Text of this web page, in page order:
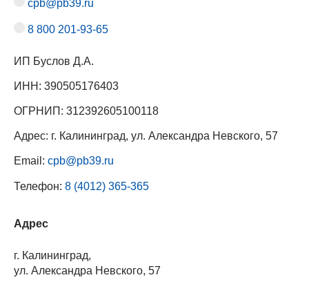
cpb@pb39.ru
8 800 201-93-65
ИП Буслов Д.А.
ИНН: 390505176403
ОГРНИП: 312392605100118
Адрес: г. Калининград, ул. Александра Невского, 57
Email: cpb@pb39.ru
Телефон: 8 (4012) 365-365
Адрес
г. Калининград,
ул. Александра Невского, 57